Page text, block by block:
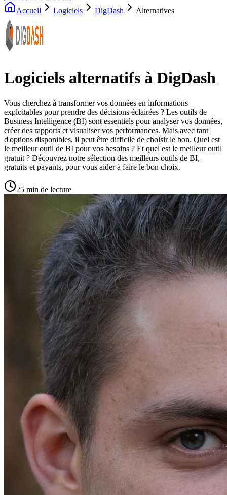
Accueil Logiciels DigDash Alternatives
Logiciels alternatifs à DigDash
Vous cherchez à transformer vos données en informations
exploitables pour prendre des décisions éclairées ? Les outils de
Business Intelligence (BI) sont essentiels pour analyser vos données,
créer des rapports et visualiser vos performances. Mais avec tant
d'options disponibles, il peut être difficile de choisir le bon. Quel est
le meilleur outil de BI pour vos besoins ? Et quel est le meilleur outil
gratuit ? Découvrez notre sélection des meilleurs outils de BI,
gratuits et payants, pour vous aider à faire le bon choix.
25 min de lecture